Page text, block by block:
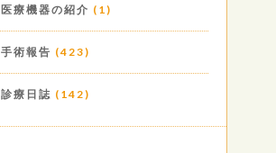
医療機器の紹介 (1)
手術報告 (423)
診療日誌 (142)